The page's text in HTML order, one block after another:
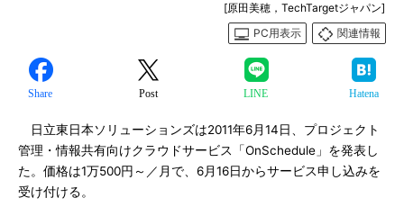
[原田美穂，TechTargetジャパン]
PC用表示
関連情報
Share Post LINE Hatena
日立東日本ソリューションズは2011年6月14日、プロジェクト
管理・情報共有向けクラウドサービス「OnSchedule」を発表し
た。価格は1万500円～／月で、6月16日からサービス申し込みを
受け付ける。